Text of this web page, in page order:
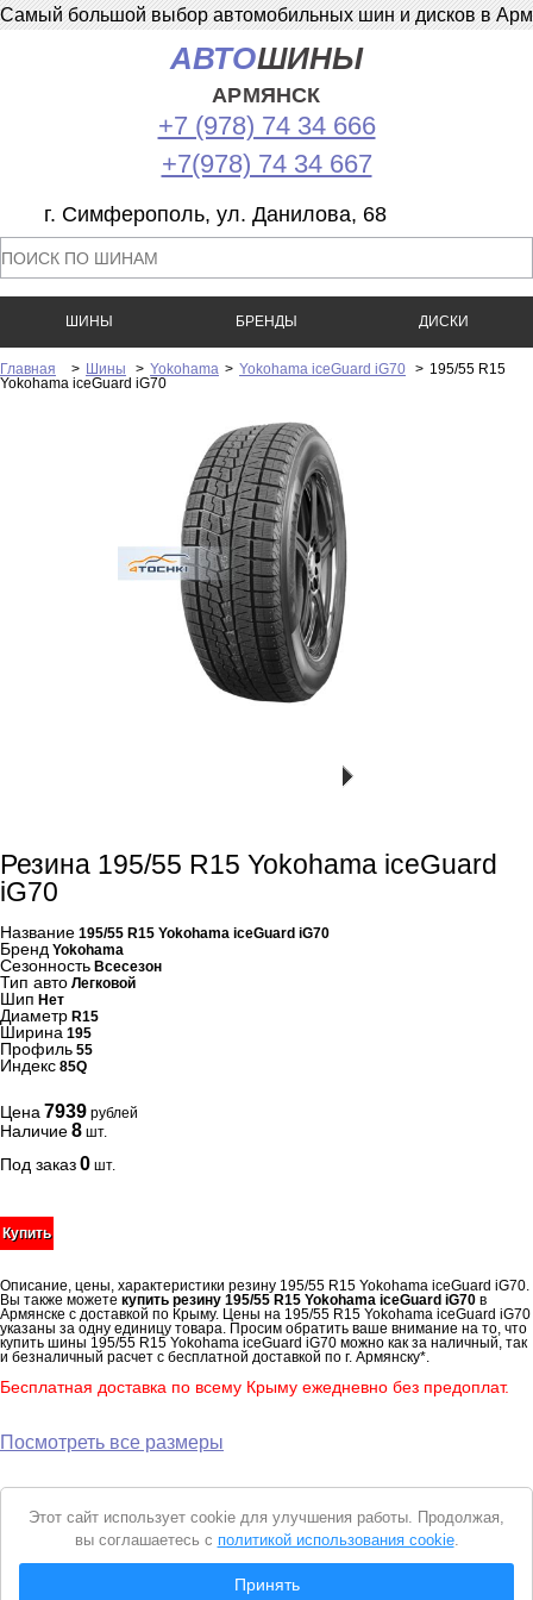
Самый большой выбор автомобильных шин и дисков в
АВТОШИНЫ
АРМЯНСК
+7 (978) 74 34 666
+7(978) 74 34 667
г. Симферополь, ул. Данилова, 68
ШИНЫ БРЕНДЫ ДИСКИ
Главная > Шины > Yokohama > Yokohama iceGuard iG70 > 195/55 R15
Yokohama iceGuard iG70
Резина 195/55 R15 Yokohama iceGuard
iG70
Название 195/55 R15 Yokohama iceGuard iG70
Бренд Yokohama
Сезонность Всесезон
Тип авто Легковой
Шип Нет
Диаметр R15
Ширина 195
Профиль 55
Индекс 85Q
Цена 7939 рублей
Наличие8 шт.
Под заказ0 шт.
Купить
Описание, цены, характеристики резину 195/55 R15 Yokohama iceGuard iG70.
Вы также можете купить резину 195/55 R15 Yokohama iceGuard iG70 в
Армянске с доставкой по Крыму. Цены на 195/55 R15 Yokohama iceGuard iG70
указаны за одну единицу товара. Просим обратить ваше внимание на то, что
купить шины 195/55 R15 Yokohama iceGuard iG70 можно как за наличный, так
и безналичный расчет с бесплатной доставкой по г. Армянску*.
Бесплатная доставка по всему Крыму ежедневно без предоплат.
Посмотреть все размеры
Вся представленная на сайте информация носит справочный характер и не
Уведомление
cookie
Этот сайт использует cookie для улучшения работы. Продолжая,
вы соглашаетесь с политикой использования cookie.
Принять